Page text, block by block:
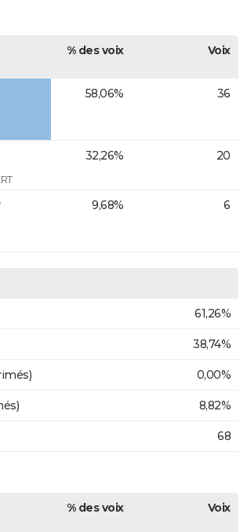
% des voix Voix
58,06% 36
32,26% 20
9,68% 6
61,26%
38,74%
0,00%
8,82%
68
% des voix Voix